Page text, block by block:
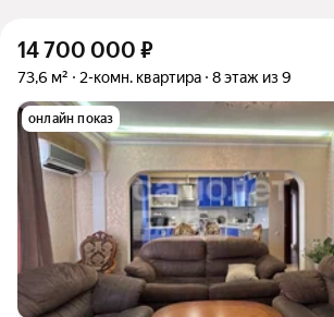
14 700 000 ₽
73,6 м² 2-комн. квартира 8 этаж из 9
онлайн показ